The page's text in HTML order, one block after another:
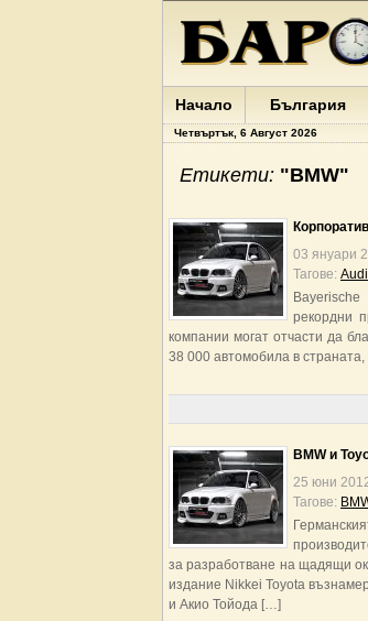
Начало България
Четвъртък, 6 Август 2026
Етикети: "BMW"
03 януари
Тагове: Audi
рекордни
компании могат отчасти да
38 000 автомобила в
BMW и
25 юни
Тагове:
за разработване на щадящи
издание Nikkei Toyota
и Акио Тойода […]